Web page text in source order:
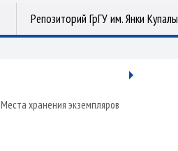
Репозиторий ГрГУ им. Янки Купалы
Места хранения экземпляров